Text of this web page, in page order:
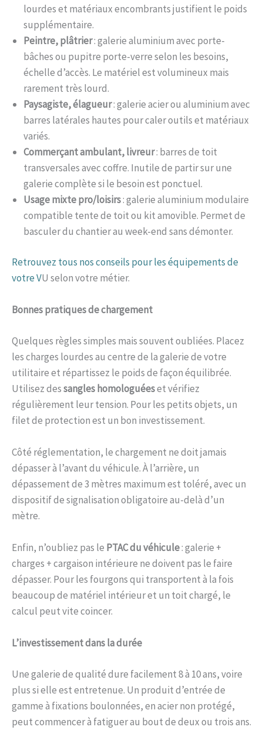
lourdes et matériaux encombrants justifient le poids
supplémentaire.
Peintre, plâtrier: galerie aluminium avec porte-
bâches ou pupitre porte-verre selon les besoins,
échelle d’accès. Le matériel est volumineux mais
rarement très lourd.
Paysagiste, élagueur: galerie acier ou aluminium avec
barres latérales hautes pour caler outils et matériaux
variés.
Commerçant ambulant, livreur: barres de toit
transversales avec coffre. Inutile de partir sur une
galerie complète si le besoin est ponctuel.
Usage mixte pro/loisirs: galerie aluminium modulaire
compatible tente de toit ou kit amovible. Permet de
basculer du chantier au week-end sans démonter.
Retrouvez tous nos conseils pour les équipements de
votre VU selon votre métier.
Bonnes pratiques de chargement
Quelques règles simples mais souvent oubliées. Placez
les charges lourdes au centre de la galerie de votre
utilitaire et répartissez le poids de façon équilibrée.
Utilisez dessangles homologuéeset vérifiez
régulièrement leur tension. Pour les petits objets, un
filet de protection est un bon investissement.
Côté réglementation, le chargement ne doit jamais
dépasser à l’avant du véhicule. À l’arrière, un
dépassement de 3 mètres maximum est toléré, avec un
dispositif de signalisation obligatoire au-delà d’un
mètre.
Enfin, n’oubliez pas le PTAC du véhicule: galerie +
charges + cargaison intérieure ne doivent pas le faire
dépasser. Pour les fourgons qui transportent à la fois
beaucoup de matériel intérieur et un toit chargé, le
calcul peut vite coincer.
L’investissement dans la durée
Une galerie de qualité dure facilement 8 à 10 ans, voire
plus si elle est entretenue. Un produit d’entrée de
gamme à fixations boulonnées, en acier non protégé,
peut commencer à fatiguer au bout de deux ou trois ans.